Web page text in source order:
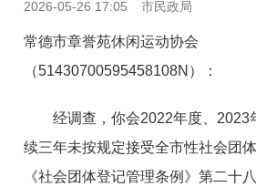
2026-05-26 17:05 市民政局
常德市章誉苑休闲运动协会
（51430700595458108N）：
经调查，你会2022年度、2023
续三年未按规定接受全市性社会团
《社会团体登记管理条例》第二十